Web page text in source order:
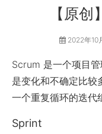
【原
2022年10
Scrum 是一个项目
是变化和不确定比较
一个重复循环的迭代
Sprint